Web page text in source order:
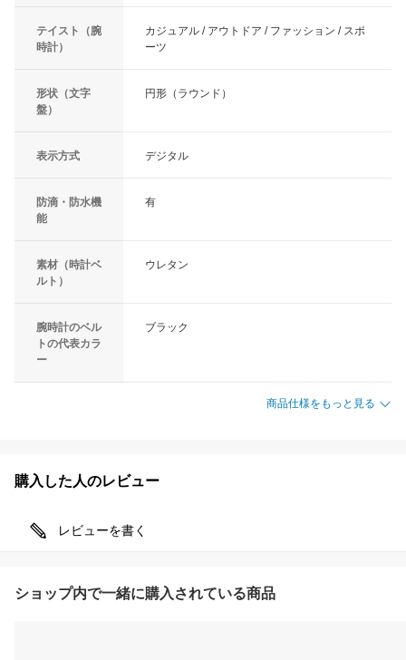
テイスト（腕
時計）
カジュアル / アウトドア / ファッション / スポ
ーツ
形状（文字
盤）
円形（ラウンド）
表示方式 デジタル
防滴・防水機
能
有
素材（時計ベ
ルト）
ウレタン
腕時計のベル
トの代表カラ
ー
ブラック
商品仕様をもっと見る
購入した人のレビュー
レビューを書く
ショップ内で一緒に購入されている商品